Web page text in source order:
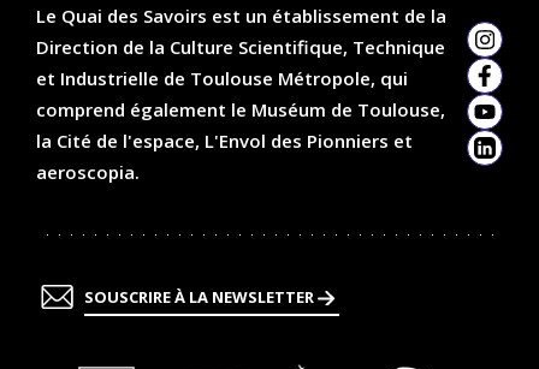
Le Quai des Savoirs est un établissement de la
Direction de la Culture Scientifique, Technique
et Industrielle de Toulouse Métropole, qui
comprend également le Muséum de Toulouse,
la Cité de l'espace, L'Envol des Pionniers et
aeroscopia.
SOUSCRIRE À LA NEWSLETTER